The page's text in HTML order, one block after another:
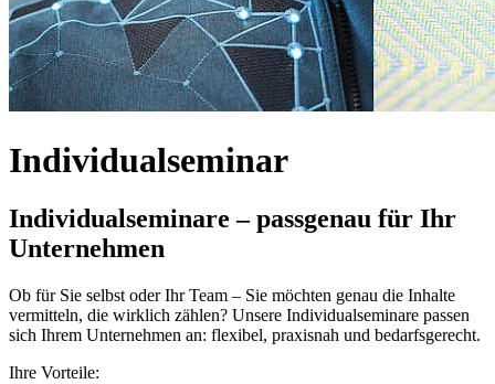
Individualseminar
Individualseminare – passgenau für Ihr
Unternehmen
Ob für Sie selbst oder Ihr Team – Sie möchten genau die Inhalte
vermitteln, die wirklich zählen? Unsere Individualseminare passen
sich Ihrem Unternehmen an: flexibel, praxisnah und bedarfsgerecht.
Ihre Vorteile: